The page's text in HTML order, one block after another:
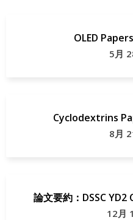
OLED
5月
Cyclodextrins
8月
論文要約：DSSC
12月